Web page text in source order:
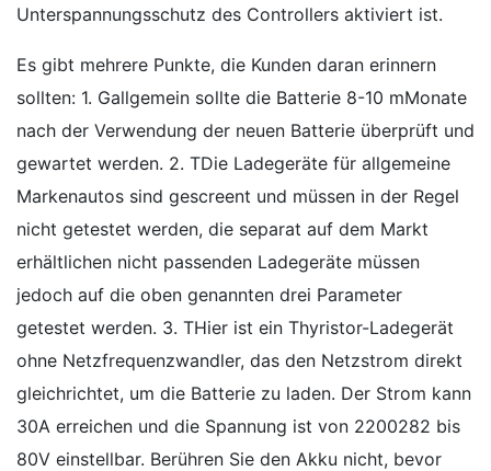
Unterspannungsschutz des Controllers aktiviert ist.
Es gibt mehrere Punkte, die Kunden daran erinnern
sollten: 1. Gallgemein sollte die Batterie 8-10 mMonate
nach der Verwendung der neuen Batterie überprüft und
gewartet werden. 2. TDie Ladegeräte für allgemeine
Markenautos sind gescreent und müssen in der Regel
nicht getestet werden, die separat auf dem Markt
erhältlichen nicht passenden Ladegeräte müssen
jedoch auf die oben genannten drei Parameter
getestet werden. 3. THier ist ein Thyristor-Ladegerät
ohne Netzfrequenzwandler, das den Netzstrom direkt
gleichrichtet, um die Batterie zu laden. Der Strom kann
30A erreichen und die Spannung ist von 2200282 bis
80V einstellbar. Berühren Sie den Akku nicht, bevor